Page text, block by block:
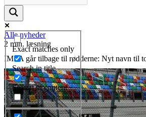
Exact matches only
Search in title
Search in content
Alle nyheder
2 min. læsning
IMSA går tilbage til rødderne: Nyt navn til